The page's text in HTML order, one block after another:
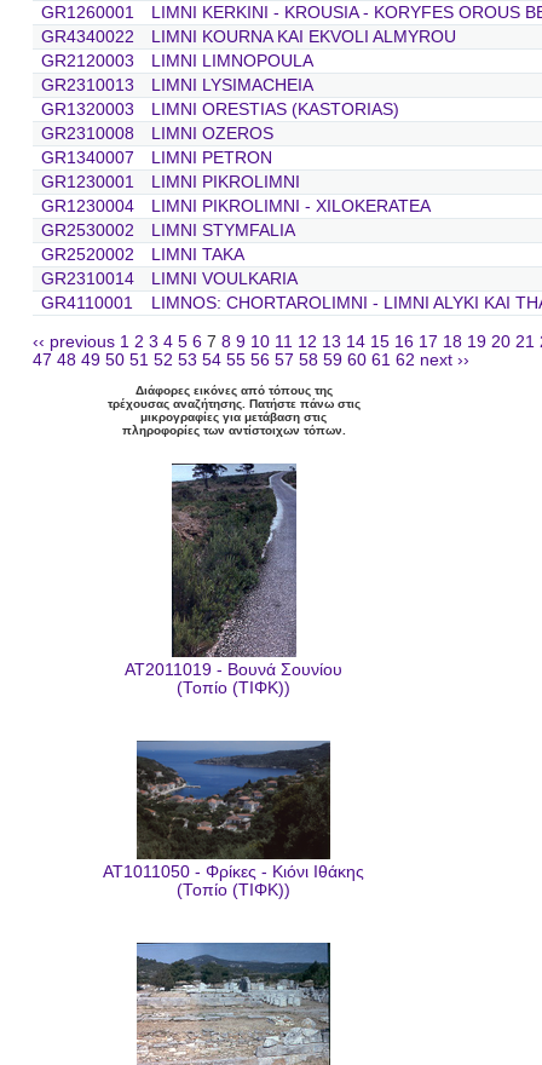
GR1260001
LIMNI KERKINI - KROUSIA - KORYFES OROUS
GR4340022
LIMNI KOURNA KAI EKVOLI ALMYROU
GR2120003
LIMNI LIMNOPOULA
GR2310013
LIMNI LYSIMACHEIA
GR1320003
LIMNI ORESTIAS (KASTORIAS)
GR2310008
LIMNI OZEROS
GR1340007
LIMNI PETRON
GR1230001
LIMNI PIKROLIMNI
GR1230004
LIMNI PIKROLIMNI - XILOKERATEA
GR2530002
LIMNI STYMFALIA
GR2520002
LIMNI TAKA
GR2310014
LIMNI VOULKARIA
GR4110001
LIMNOS: CHORTAROLIMNI - LIMNI ALYKI KAI
‹‹ previous 1 2 3 4 5 6 7 8 9 10 11 12 13 14 15 16 17 18 19 20 21
47 48 49 50 51 52 53 54 55 56 57 58 59 60 61 62 next ››
Διάφορες εικόνες από τόπους της
τρέχουσας αναζήτησης. Πατήστε πάνω στις
μικρογραφίες για μετάβαση στις
πληροφορίες των αντίστοιχων τόπων.
AT2011019 - Βουνά Σουνίου
(Τοπίο (ΤΙΦΚ))
AT1011050 - Φρίκες - Κιόνι Ιθάκης
(Τοπίο (ΤΙΦΚ))